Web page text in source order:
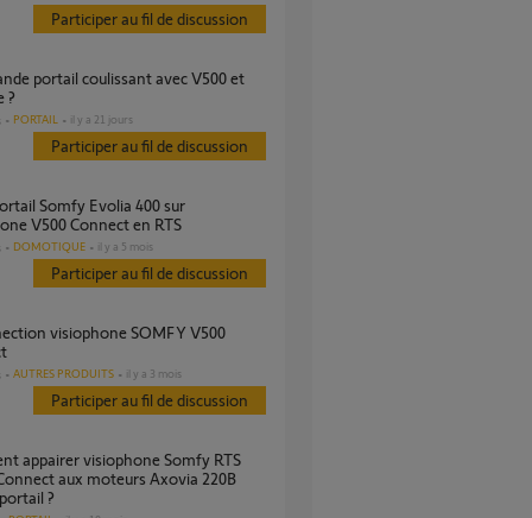
Participer au fil de discussion
?
PORTAIL il y a 21 jours
Participer au fil de discussion
V500 Connect en RTS
DOMOTIQUE il y a 5 mois
Participer au fil de discussion
AUTRES PRODUITS il y a 3 mois
Participer au fil de discussion
aux moteurs Axovia 220B
?